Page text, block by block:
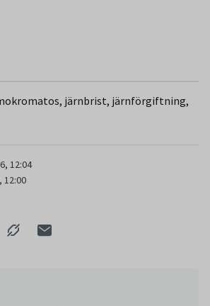
av järnkoncentrationen i förhållande till
ses låg transferrinmättnad. Vid
är koncentrationen av transferrin
är mer än 0,80.
järnbrist, järnförgiftning,
12:04
12:00